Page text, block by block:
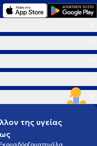
της υγείας
Γουατεμάλα